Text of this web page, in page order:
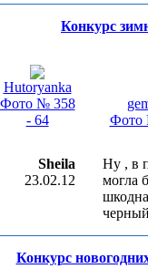
Конкурс
Hutoryanka
Фото № 358
- 64
Фото
Sheila
23.02.12
Ну , в
могла
Конкурс